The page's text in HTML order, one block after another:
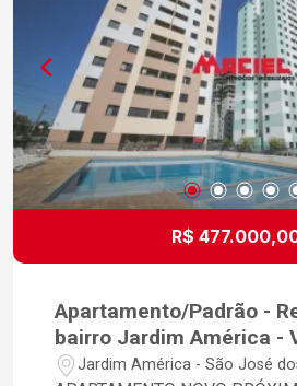
Campos ou Jacareí ## Último
livre
R$
Apartamento/Padrão -
bairro Jardim América - VALE DAS
FLORES
Jardim América - São José